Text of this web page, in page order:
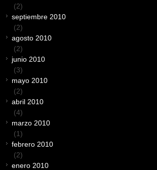
(2)
septiembre 2010
(2)
agosto 2010
(2)
junio 2010
(3)
mayo 2010
(2)
abril 2010
(4)
marzo 2010
(1)
febrero 2010
(2)
enero 2010